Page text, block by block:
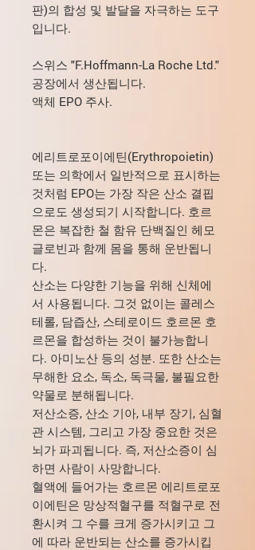
판)의 합성 및 발달을 자극하는 도구
입니다.
스위스 "F.Hoffmann-La Roche Ltd."
공장에서 생산됩니다.
액체 EPO 주사.
에리트로포이에틴(Erythropoietin)
또는 의학에서 일반적으로 표시하는
것처럼 EPO는 가장 작은 산소 결핍
으로도 생성되기 시작합니다. 호르
몬은 복잡한 철 함유 단백질인 헤모
글로빈과 함께 몸을 통해 운반됩니
다.
산소는 다양한 기능을 위해 신체에
서 사용됩니다. 그것 없이는 콜레스
테롤, 담즙산, 스테로이드 호르몬 호
르몬을 합성하는 것이 불가능합니
다. 아미노산 등의 성분. 또한 산소는
무해한 요소, 독소, 독극물, 불필요한
약물로 분해됩니다.
저산소증, 산소 기아, 내부 장기, 심혈
관 시스템, 그리고 가장 중요한 것은
뇌가 파괴됩니다. 즉, 저산소증이 심
하면 사람이 사망합니다.
혈액에 들어가는 호르몬 에리트로포
이에틴은 망상적혈구를 적혈구로 전
환시켜 그 수를 크게 증가시키고 그
에 따라 운반되는 산소를 증가시킵